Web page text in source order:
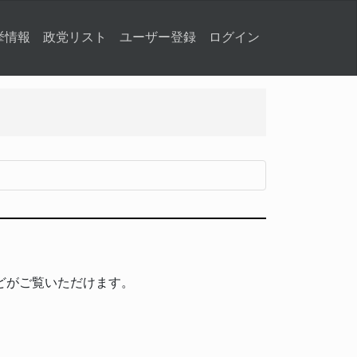
情報 政党リスト ユーザー登録 ログイン
ご覧いただけます。